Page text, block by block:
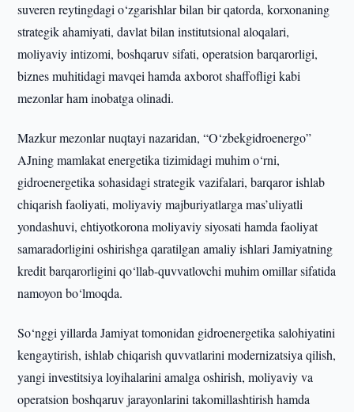
suveren reytingdagi o‘zgarishlar bilan bir qatorda, korxonaning
strategik ahamiyati, davlat bilan institutsional aloqalari,
moliyaviy intizomi, boshqaruv sifati, operatsion barqarorligi,
biznes muhitidagi mavqei hamda axborot shaffofligi kabi
mezonlar ham inobatga olinadi.
Mazkur mezonlar nuqtayi nazaridan, “O‘zbekgidroenergo”
AJning mamlakat energetika tizimidagi muhim o‘rni,
gidroenergetika sohasidagi strategik vazifalari, barqaror ishlab
chiqarish faoliyati, moliyaviy majburiyatlarga mas’uliyatli
yondashuvi, ehtiyotkorona moliyaviy siyosati hamda faoliyat
samaradorligini oshirishga qaratilgan amaliy ishlari Jamiyatning
kredit barqarorligini qo‘llab-quvvatlovchi muhim omillar sifatida
namoyon bo‘lmoqda.
So‘nggi yillarda Jamiyat tomonidan gidroenergetika salohiyatini
kengaytirish, ishlab chiqarish quvvatlarini modernizatsiya qilish,
yangi investitsiya loyihalarini amalga oshirish, moliyaviy va
operatsion boshqaruv jarayonlarini takomillashtirish hamda